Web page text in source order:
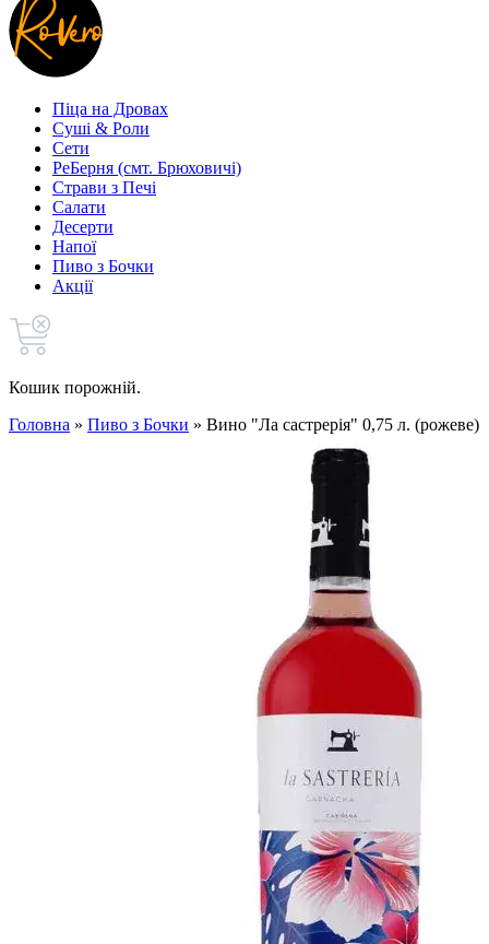
Піца на Дровах
Cуші & Роли
Сети
РеБерня (смт. Брюховичі)
Страви з Печі
Салати
Десерти
Напої
Пиво з Бочки
Акції
Кошик порожній.
Головна » Пиво з Бочки » Вино "Ла састрерія" 0,75 л. (рожеве)